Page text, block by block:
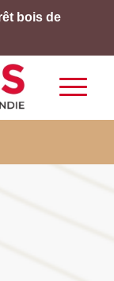
bois de